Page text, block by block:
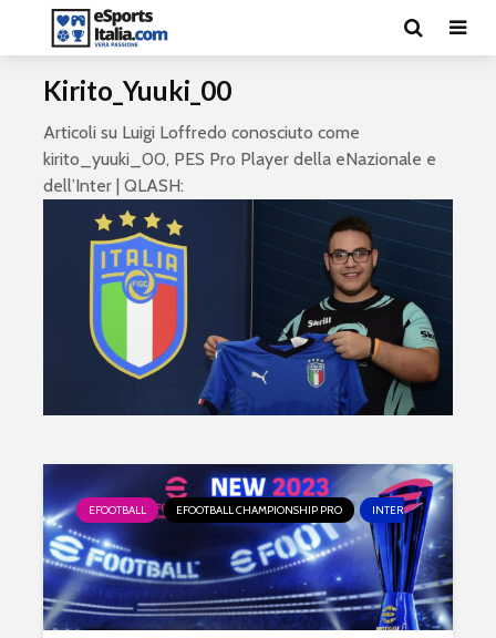
Kirito_Yuuki_00
Articoli su Luigi Loffredo conosciuto come
kirito_yuuki_00, PES Pro Player della eNazionale e
dell’Inter | QLASH:
EFOOTBALL EFOOTBALL CHAMPIONSHIP PRO INTER ESPORTS